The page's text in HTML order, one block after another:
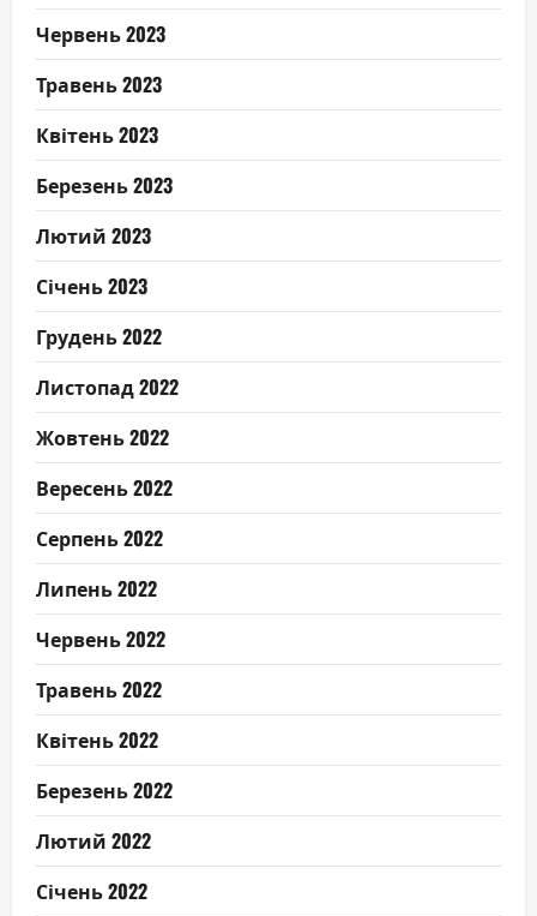
Червень 2023
Травень 2023
Квітень 2023
Березень 2023
Лютий 2023
Січень 2023
Грудень 2022
Листопад 2022
Жовтень 2022
Вересень 2022
Серпень 2022
Липень 2022
Червень 2022
Травень 2022
Квітень 2022
Березень 2022
Лютий 2022
Січень 2022